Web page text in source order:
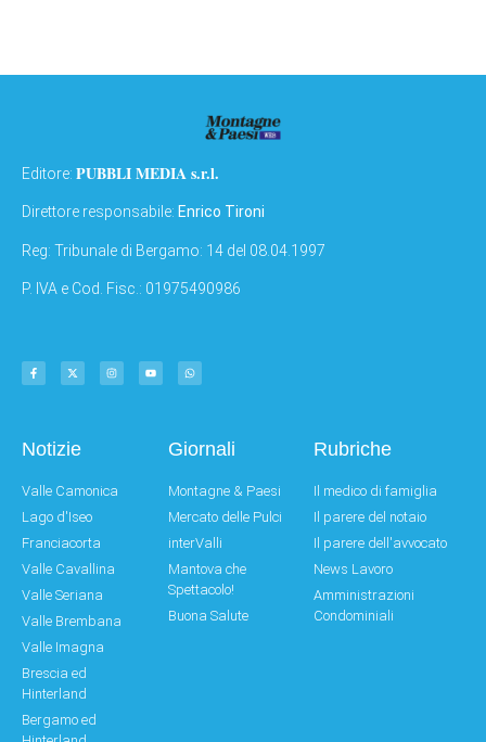
Editore: PUBBLI MEDIA s.r.l.
Direttore responsabile: Enrico Tironi
Reg: Tribunale di Bergamo: 14 del 08.04.1997
P. IVA e Cod. Fisc.: 01975490986
Notizie
Valle Camonica
Lago d'Iseo
Franciacorta
Valle Cavallina
Valle Seriana
Valle Brembana
Valle Imagna
Brescia ed
Hinterland
Bergamo ed
Giornali
Montagne & Paesi
Mercato delle Pulci
interValli
Mantova che
Spettacolo!
Buona Salute
Rubriche
Il medico di famiglia
Il parere del notaio
Il parere dell'avvocato
News Lavoro
Amministrazioni
Condominiali